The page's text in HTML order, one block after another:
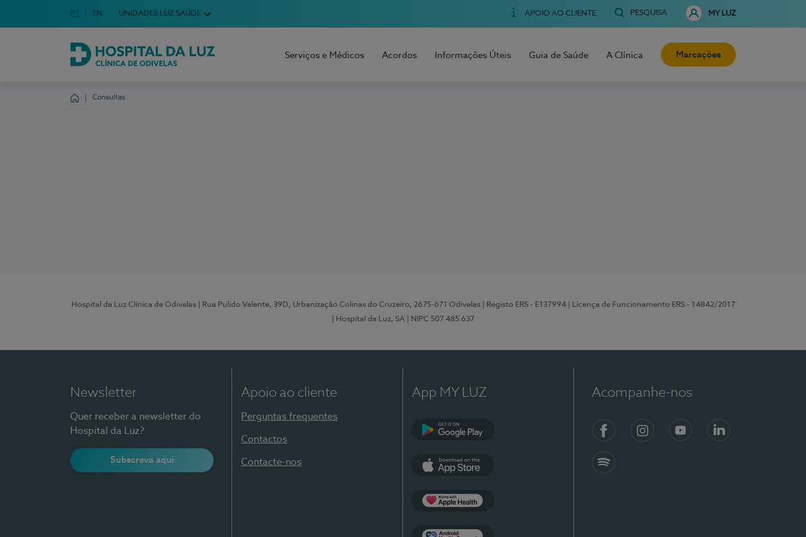
Escolha o seu idioma
Idioma em Português
PT English Language
EN UNIDADES LUZ SAÚDE APOIO AO CLIENTE PESQUISA MY LUZ
Hospital da Luz Clínica de Odivelas
Serviços e Médicos Acordos Informações Úteis Guia de Saúde A Clínica Marcações
Consultas
Hospital da Luz Clínica de Odivelas | Rua Pulido Valente, 39D, Urbanização Colinas do Cruzeiro, 2675-671 Odivelas | Registo ERS - E137994
| Licença de Funcionamento ERS - 14842/2017
| Hospital da Luz, SA
| NIPC 507 485 637
Newsletter
Quer receber a newsletter do
Hospital da Luz?
Subscreva aqui
Apoio ao cliente
Perguntas frequentes
Contactos
Contacte-nos
App MY LUZ Acompanhe-nos